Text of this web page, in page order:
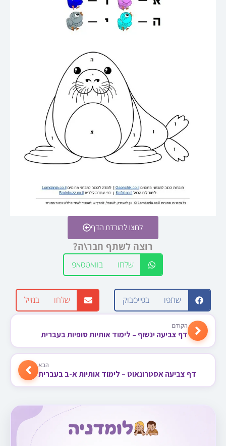
לחצו להורדת הדף
רוצה לשתף חבר\ה?
שלחו בוואטסאפ
שתפו בפייסבוק שלחו במייל
הקודם
דף צביעה ינשוף – לימוד אותיות סופיות בעברית
הבא
דף צביעה אסטרונאוט – לימוד אותיות א-ב בעברית